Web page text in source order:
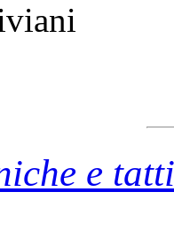
e